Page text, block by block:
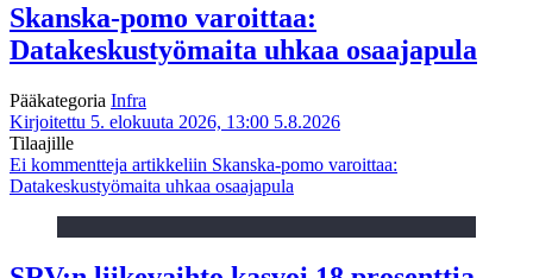
Skanska-pomo varoittaa:
Datakeskustyömaita uhkaa osaajapula
Pääkategoria Infra
Kirjoitettu 5. elokuuta 2026, 13:00 5.8.2026
Tilaajille
Ei kommentteja artikkeliin Skanska-pomo varoittaa:
Datakeskustyömaita uhkaa osaajapula